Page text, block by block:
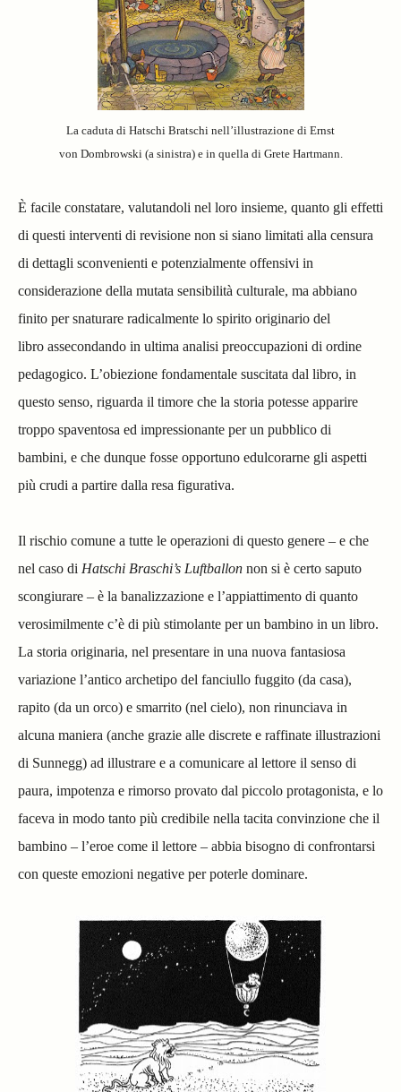
La caduta di Hatschi Bratschi nell’illustrazione di Ernst
von Dombrowski (a sinistra) e in quella di Grete Hartmann.
È facile constatare, valutandoli nel loro insieme, quanto gli effetti
di questi interventi di revisione non si siano limitati alla censura
di dettagli sconvenienti e potenzialmente offensivi in
considerazione della mutata sensibilità culturale, ma abbiano
finito per snaturare radicalmente lo spirito originario del
libro assecondando in ultima analisi preoccupazioni di ordine
pedagogico. L’obiezione fondamentale suscitata dal libro, in
questo senso, riguarda il timore che la storia potesse apparire
troppo spaventosa ed impressionante per un pubblico di
bambini, e che dunque fosse opportuno edulcorarne gli aspetti
più crudi a partire dalla resa figurativa.
Il rischio comune a tutte le operazioni di questo genere – e che
nel caso di Hatschi Braschi’s Luftballon non si è certo saputo
scongiurare – è la banalizzazione e l’appiattimento di quanto
verosimilmente c’è di più stimolante per un bambino in un libro.
La storia originaria, nel presentare in una nuova fantasiosa
variazione l’antico archetipo del fanciullo fuggito (da casa),
rapito (da un orco) e smarrito (nel cielo), non rinunciava in
alcuna maniera (anche grazie alle discrete e raffinate illustrazioni
di Sunnegg) ad illustrare e a comunicare al lettore il senso di
paura, impotenza e rimorso provato dal piccolo protagonista, e lo
faceva in modo tanto più credibile nella tacita convinzione che il
bambino – l’eroe come il lettore – abbia bisogno di confrontarsi
con queste emozioni negative per poterle dominare.